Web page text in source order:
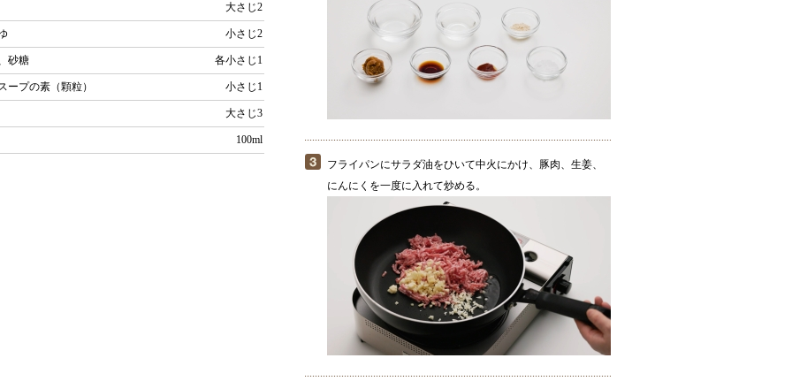
大さじ2
小さじ2
砂糖 各小さじ1
ープの素（顆粒） 小さじ1
大さじ3
100ml
フライパンにサラダ油をひいて中火にかけ、豚肉、生姜、
にんにくを一度に入れて炒める。